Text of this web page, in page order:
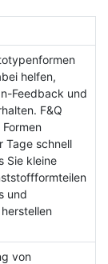
helfen,
Feedback und
F&Q
Tage schnell
Sie kleine
und
von